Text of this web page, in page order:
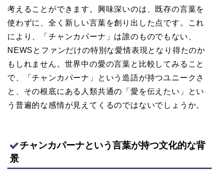
考えることができます。興味深いのは、既存の言葉を
使わずに、全く新しい言葉を創り出した点です。これ
により、「チャンカパーナ」は誰のものでもない、
NEWSとファンだけの特別な愛情表現となり得たのか
もしれません。世界中の愛の言葉と比較してみること
で、「チャンカパーナ」という造語が持つユニークさ
と、その根底にある人類共通の「愛を伝えたい」とい
う普遍的な感情が見えてくるのではないでしょうか。
チャンカパーナという言葉が持つ文化的な背
景